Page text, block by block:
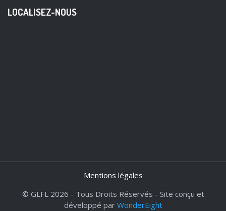
LOCALISEZ-NOUS
Mentions légales
© GLFL 2026 - Tous Droits Réservés - Site conçu et
développé par WonderEight